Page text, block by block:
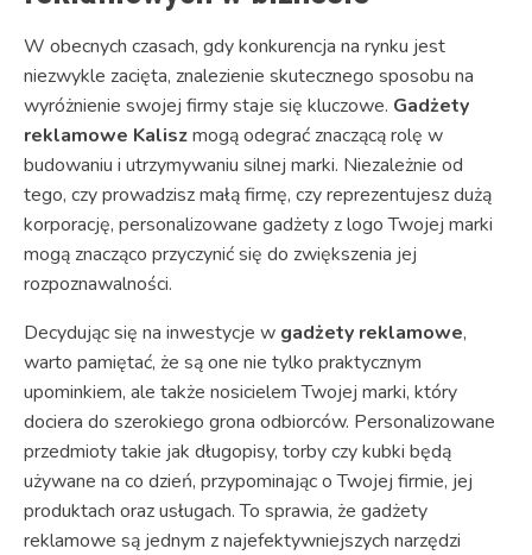
W obecnych czasach, gdy konkurencja na rynku jest
niezwykle zacięta, znalezienie skutecznego sposobu na
wyróżnienie swojej firmy staje się kluczowe. Gadżety
reklamowe Kaliszmogą odegrać znaczącą rolę w
budowaniu i utrzymywaniu silnej marki. Niezależnie od
tego, czy prowadzisz małą firmę, czy reprezentujesz dużą
korporację, personalizowane gadżety z logo Twojej marki
mogą znacząco przyczynić się do zwiększenia jej
rozpoznawalności.
Decydując się na inwestycje w gadżety reklamowe,
warto pamiętać, że są one nie tylko praktycznym
upominkiem, ale także nosicielem Twojej marki, który
dociera do szerokiego grona odbiorców. Personalizowane
przedmioty takie jak długopisy, torby czy kubki będą
używane na co dzień, przypominając o Twojej firmie, jej
produktach oraz usługach. To sprawia, że gadżety
reklamowe są jednym z najefektywniejszych narzędzi